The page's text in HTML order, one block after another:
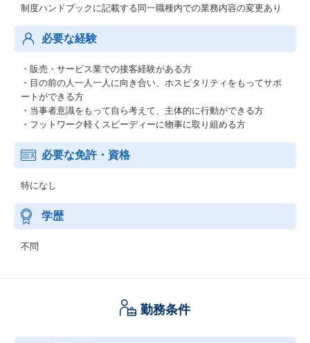
制度ハンドブックに記載する同一職種内での業務内容の変更あり
必要な経験
・販売・サービス業での接客経験がある方
・目の前の人一人一人に向き合い、ホスピタリティをもってサポ
ートができる方
・当事者意識をもって自ら考えて、主体的に行動ができる方
・フットワーク軽くスピーディーに物事に取り組める方
必要な免許・資格
特になし
学歴
不問
勤務条件